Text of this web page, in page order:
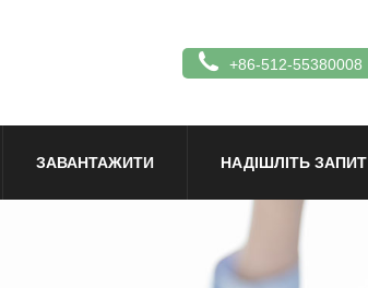
+86-512-55380008
ЗАВАНТАЖИТИ НАДІШЛІТЬ ЗАПИТ